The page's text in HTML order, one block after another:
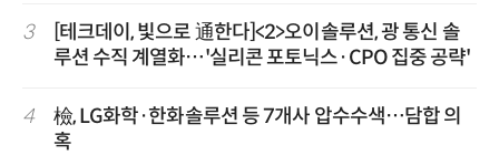
3
[테크데이, 빛으로 通한다]<2>오이솔루션, 광 통신 솔
루션 수직 계열화…'실리콘 포토닉스·CPO 집중 공략'
4
檢, LG화학·한화솔루션 등 7개사 압수수색…담합 의
혹